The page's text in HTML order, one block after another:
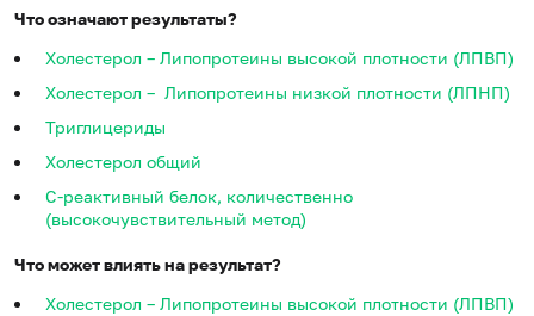
Что означают результаты?
Холестерол – Липопротеины высокой плотности (ЛПВП)
Холестерол – Липопротеины низкой плотности (ЛПНП)
Триглицериды
Холестерол общий
С-реактивный белок, количественно
(высокочувствительный метод)
Что может влиять на результат?
Холестерол – Липопротеины высокой плотности (ЛПВП)